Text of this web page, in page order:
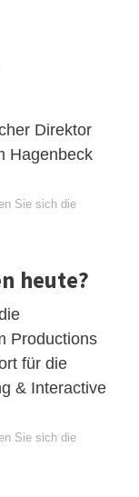
Direktor
Hagenbeck
Sie sich die
heute?
Productions
für die
& Interactive
Sie sich die